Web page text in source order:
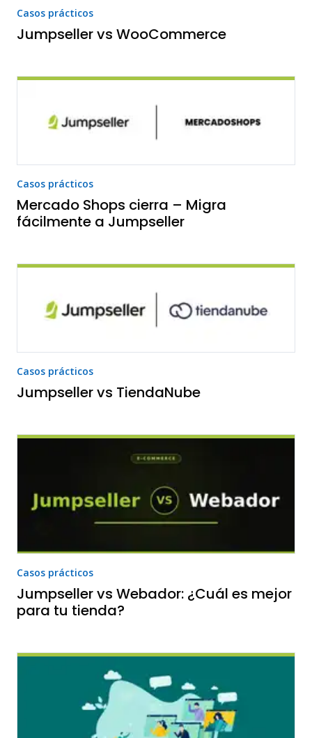
Casos prácticos
Jumpseller vs WooCommerce
Casos prácticos
Mercado Shops cierra – Migra
fácilmente a Jumpseller
Casos prácticos
Jumpseller vs TiendaNube
Casos prácticos
Jumpseller vs Webador: ¿Cuál es mejor
para tu tienda?